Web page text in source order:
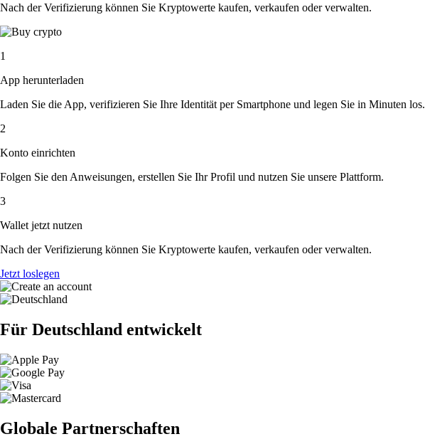
Nach der Verifizierung können Sie Kryptowerte kaufen, verkaufen oder verwalten.
1
App herunterladen
Laden Sie die App, verifizieren Sie Ihre Identität per Smartphone und legen Sie in Minuten los.
2
Konto einrichten
Folgen Sie den Anweisungen, erstellen Sie Ihr Profil und nutzen Sie unsere Plattform.
3
Wallet jetzt nutzen
Nach der Verifizierung können Sie Kryptowerte kaufen, verkaufen oder verwalten.
Jetzt loslegen
Für Deutschland entwickelt
Globale Partnerschaften